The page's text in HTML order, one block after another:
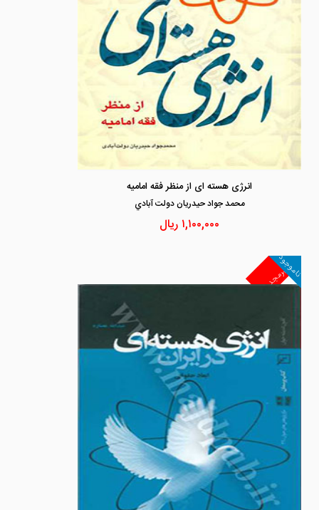
انرژی هسته ای از منظر فقه امامیه
محمد جواد حيدريان دولت آبادي
۱,۱۰۰,۰۰۰ ریال
غیرمجد
ناموجود